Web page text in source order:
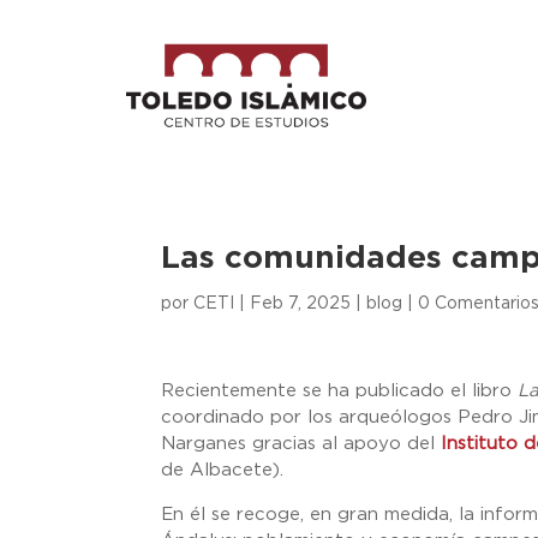
Las comunidades
por CETI Feb 7, 2025 blog 0
Recientemente se ha publicado el libro
coordinado por los arqueólogos Pedro
Narganes gracias al apoyo del
Instituto
de Albacete).
En él se recoge, en gran medida, la